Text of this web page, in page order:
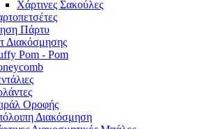
Χάρτινες Σακούλες
Πάρτυ
Διακόσμησης
Pom - Pom
Οροφής
Διακόσμηση